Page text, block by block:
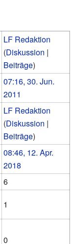
LF Redaktion
(Diskussion |
Beiträge)
07:16, 30. Jun.
2011
LF Redaktion
(Diskussion |
Beiträge)
08:46, 12. Apr.
2018
6
1
0